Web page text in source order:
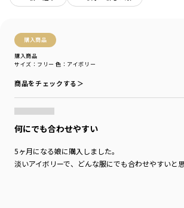
購入商品
購入商品
サイズ：フリー 色：アイボリー
商品をチェックする＞
何にでも合わせやすい
5ヶ月になる娘に購入しました。
淡いアイボリーで、どんな服にでも合わせやすいと
性別タイプ
／GIRL
商品番号